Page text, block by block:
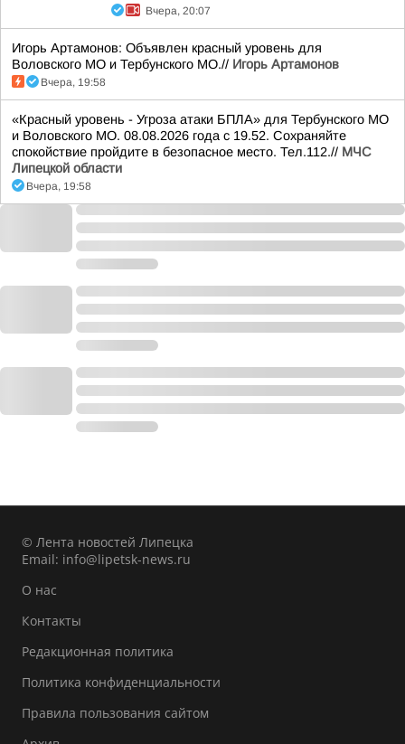
Вчера, 20:07
Игорь Артамонов: Объявлен красный уровень для
Воловского МО и Тербунского МО.// Игорь Артамонов
Вчера, 19:58
«Красный уровень - Угроза атаки БПЛА» для Тербунского МО
и Воловского МО. 08.08.2026 года с 19.52. Сохраняйте
спокойствие пройдите в безопасное место. Тел.112.// МЧС
Липецкой области
Вчера, 19:58
© Лента новостей Липецка
Email: info@lipetsk-news.ru
О нас
Контакты
Редакционная политика
Политика конфиденциальности
Правила пользования сайтом